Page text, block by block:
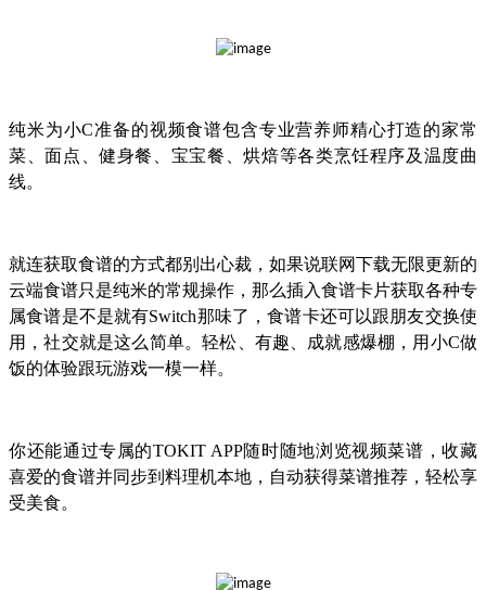
纯米为小C准备的视频食谱包含专业营养师精心打造的家常
菜、面点、健身餐、宝宝餐、烘焙等各类烹饪程序及温度曲
线。
就连获取食谱的方式都别出心裁，如果说联网下载无限更新的
云端食谱只是纯米的常规操作，那么插入食谱卡片获取各种专
属食谱是不是就有Switch那味了，食谱卡还可以跟朋友交换使
用，社交就是这么简单。轻松、有趣、成就感爆棚，用小C做
饭的体验跟玩游戏一模一样。
你还能通过专属的TOKIT APP随时随地浏览视频菜谱，收藏
喜爱的食谱并同步到料理机本地，自动获得菜谱推荐，轻松享
受美食。